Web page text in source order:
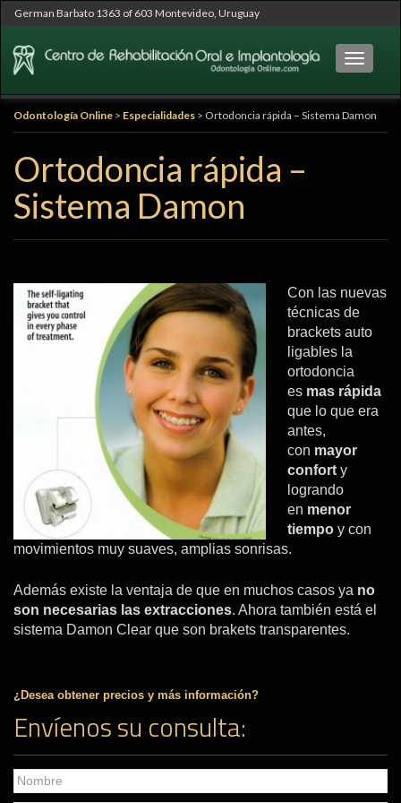
German Barbato 1363 of 603 Montevideo, Uruguay
Odontología Online > Especialidades > Ortodoncia rápida – Sistema Damon
Ortodoncia rápida –
Sistema Damon
Con las nuevas
técnicas de
brackets auto
ligables la
ortodoncia
es mas rápida
que lo que era
antes,
con mayor
confort y
logrando
en menor
tiempo y con
movimientos muy suaves, amplias sonrisas.
Además existe la ventaja de que en muchos casos ya no
son necesarias las extracciones. Ahora también está el
sistema Damon Clear que son brakets transparentes.
¿Desea obtener precios y más información?
Envíenos su consulta: